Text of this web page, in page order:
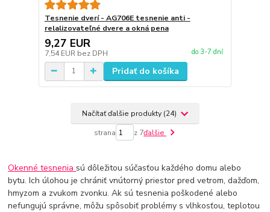
Tesnenie dverí - AG706E tesnenie anti -
relalizovateľné dvere a okná pena
9,27 EUR
7,54 EUR bez DPH do 3-7 dní
Pridať do košíka
Načítať ďalšie produkty (24)
strana z 7ďalšie
Okenné tesnenia sú dôležitou súčasťou každého domu alebo
bytu. Ich úlohou je chrániť vnútorný priestor pred vetrom, dažďom,
hmyzom a zvukom zvonku. Ak sú tesnenia poškodené alebo
nefungujú správne, môžu spôsobiť problémy s vlhkosťou, teplotou